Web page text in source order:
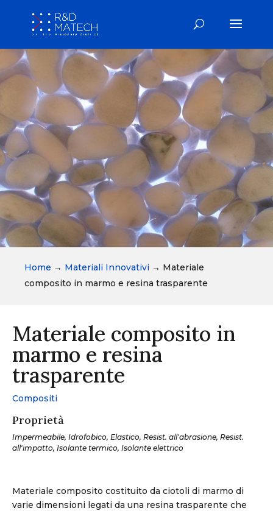
Home → Materiali Innovativi → Materiale
composito in marmo e resina trasparente
Materiale composito in
marmo e resina
trasparente
Compositi
Proprietà
Impermeabile, Idrofobico, Elastico, Resist. all'abrasione, Resist.
all'impatto, Isolante termico, Isolante elettrico
Materiale composito costituito da ciotoli di marmo di
varie dimensioni legati da una resina trasparente che